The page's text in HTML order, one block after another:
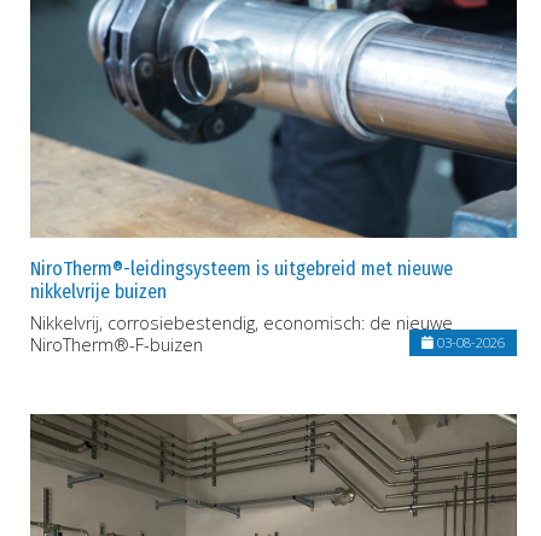
NiroTherm®-leidingsysteem is uitgebreid met nieuwe
nikkelvrije buizen
Nikkelvrij, corrosiebestendig, economisch: de nieuwe
NiroTherm®-F-buizen
03-08-2026